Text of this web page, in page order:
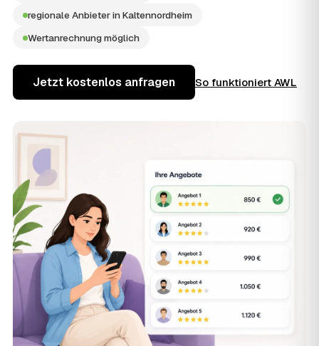
regionale Anbieter in Kaltennordheim
Wertanrechnung möglich
Jetzt kostenlos anfragen So funktioniert AWL